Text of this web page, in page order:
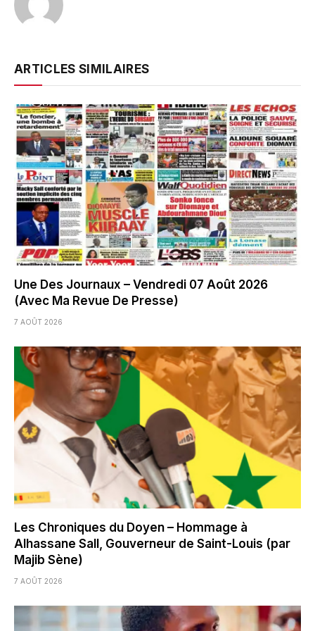
ARTICLES SIMILAIRES
Une Des Journaux – Vendredi 07 Août 2026
(Avec Ma Revue De Presse)
7 AOÛT 2026
Les Chroniques du Doyen – Hommage à
Alhassane Sall, Gouverneur de Saint-Louis (par
Majib Sène)
7 AOÛT 2026